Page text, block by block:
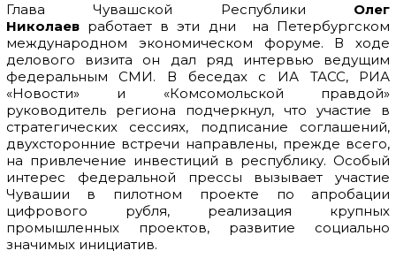
Глава Чувашской Республики Олег
Николаев работает в эти дни на Петербургском
международном экономическом форуме. В ходе
делового визита он дал ряд интервью ведущим
федеральным СМИ. В беседах с ИА ТАСС, РИА
«Новости» и «Комсомольской правдой»
руководитель региона подчеркнул, что участие в
стратегических сессиях, подписание соглашений,
двухсторонние встречи направлены, прежде всего,
на привлечение инвестиций в республику. Особый
интерес федеральной прессы вызывает участие
Чувашии в пилотном проекте по апробации
цифрового рубля, реализация крупных
промышленных проектов, развитие социально
значимых инициатив.